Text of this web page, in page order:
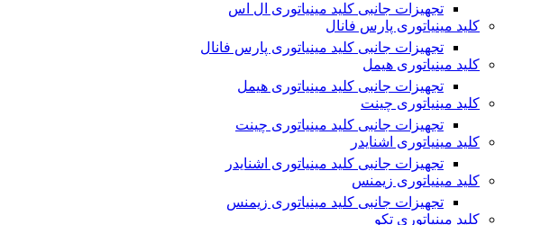
تجهیزات جانبی کلید مینیاتوری ال اس
کلید مینیاتوری پارس فانال
تجهیزات جانبی کلید مینیاتوری پارس فانال
کلید مینیاتوری هیمل
تجهیزات جانبی کلید مینیاتوری هیمل
کلید مینیاتوری چینت
تجهیزات جانبی کلید مینیاتوری چینت
کلید مینیاتوری اشنایدر
تجهیزات جانبی کلید مینیاتوری اشنایدر
کلید مینیاتوری زیمنس
تجهیزات جانبی کلید مینیاتوری زیمنس
کلید مینیاتوری تکو